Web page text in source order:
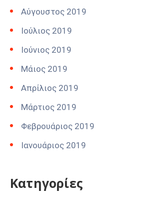
Αύγουστος 2019
Ιούλιος 2019
Ιούνιος 2019
Μάιος 2019
Απρίλιος 2019
Μάρτιος 2019
Φεβρουάριος 2019
Ιανουάριος 2019
Kατηγορίες